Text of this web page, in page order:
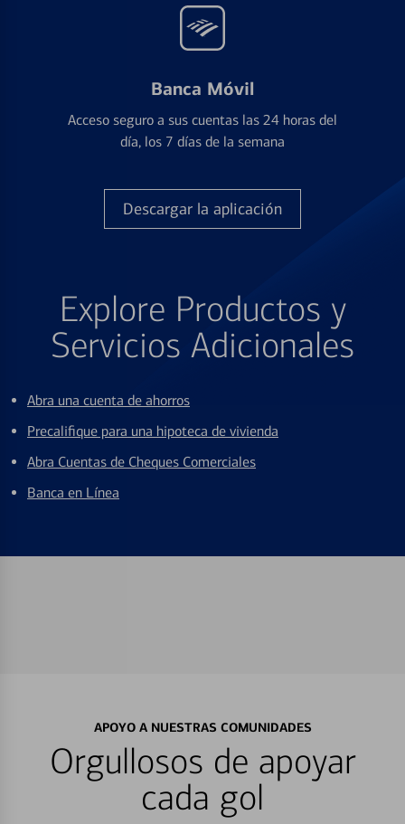
Banca Móvil
Acceso seguro a sus cuentas las 24 horas del
día, los 7 días de la semana
Descargar la aplicación
Explore Productos y
Servicios Adicionales
Abra una cuenta de ahorros
Precalifique para una hipoteca de vivienda
Abra Cuentas de Cheques Comerciales
Banca en Línea
APOYO A NUESTRAS COMUNIDADES
Orgullosos de apoyar
cada gol